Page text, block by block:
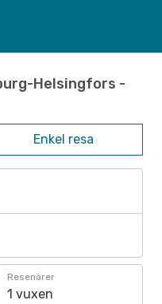
Helsingfors -
Enkel resa
Resenärer
1 vuxen